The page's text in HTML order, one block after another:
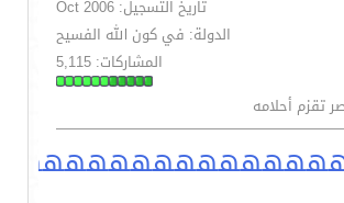
تاريخ التسجيل: Oct 2006
الدولة: في كون الله الفسيح
المشاركات: 5,115
تقزم أحلامه